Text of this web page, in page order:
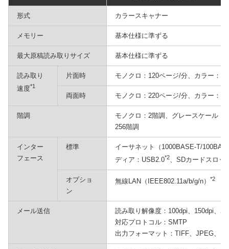
形式 カラースキャナー
メモリー 基本仕様に準ずる
最大原稿読み取りサイズ 基本仕様に準ずる
読み取り
速度*1
片面時 モノクロ：120ページ/分、カラー：
両面時 モノクロ：220ページ/分、カラー：
階調
モノクロ：2階調、グレースケール：
256階調
インター
フェース
標準
イーサネット（1000BASE-T/
ディア：USB2.0*2、SDカードスロッ
オプショ
ン
無線LAN（IEEE802.11a/b/g/n） *2
メール送信
読み取り解像度：100dpi、150dpi、
対応プロトコル：SMTP
出力フォーマット：TIFF、JPEG、